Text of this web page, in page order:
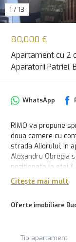
80,000 €
Apartament cu 2
Aparatorii Patriei,
1 / 13
Oferte imobiliare
WhatsApp
RIMO va propune
doua camere cu
strada Aliorului, in
Alexandru Obregia
pozitionata la etajul
interioara si
45mp in care
complet utilata,
termoficare,
Citește mai mult
Tip apartament